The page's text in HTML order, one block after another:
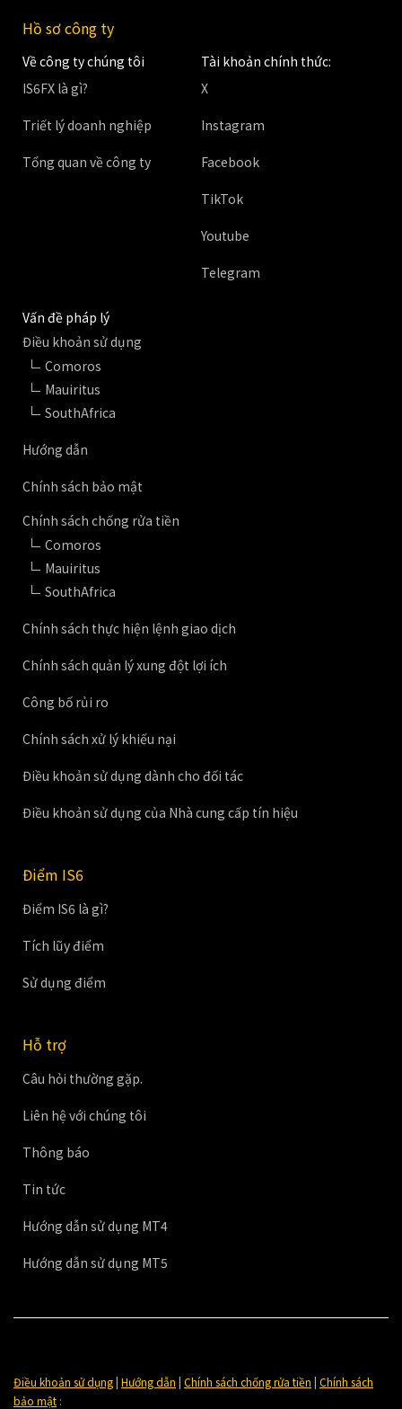
Hồ sơ công ty
Về công ty chúng tôi
IS6FX là gì?
Triết lý doanh nghiệp
Tổng quan về công ty
Tài khoản chính thức:
X
Instagram
Facebook
TikTok
Youtube
Telegram
Vấn đề pháp lý
Điều khoản sử dụng
Comoros
Mauiritus
SouthAfrica
Hướng dẫn
Chính sách bảo mật
Chính sách chống rửa tiền
Comoros
Mauiritus
SouthAfrica
Chính sách thực hiện lệnh giao dịch
Chính sách quản lý xung đột lợi ích
Công bố rủi ro
Chính sách xử lý khiếu nại
Điều khoản sử dụng dành cho đối tác
Điều khoản sử dụng của Nhà cung cấp tín hiệu
Điểm IS6
Điểm IS6 là gì?
Tích lũy điểm
Sử dụng điểm
Hỗ trợ
Câu hỏi thường gặp.
Liên hệ với chúng tôi
Thông báo
Tin tức
Hướng dẫn sử dụng MT4
Hướng dẫn sử dụng MT5
Điều khoản sử dụng| Hướng dẫn | Chính sách chống rửa tiền | Chính sách
bảo mật :